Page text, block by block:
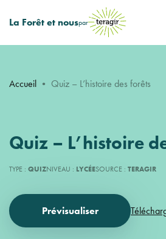
La Forêt et nouspar
Accueil • Quiz – L’histoire des forêts
Quiz – L’histoire
TYPE : QUIZNIVEAU : LYCÉESOURCE : TERAGIR
Prévisualiser